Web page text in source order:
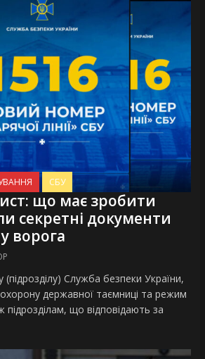
СБУ
що має зробити
секретні документи
ворога
Служба безпеки України,
державної таємниці та режим
підрозділам, що відповідають за